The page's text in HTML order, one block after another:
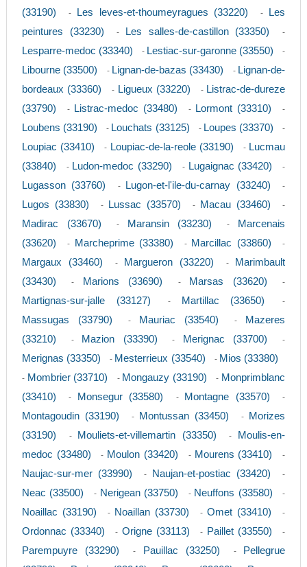
(33190)
- Les leves-et-thoumeyragues (33220) -
Les
peintures (33230)
- Les salles-de-castillon (33350) -
Lesparre-medoc (33340) - Lestiac-sur-garonne (33550) -
Libourne (33500) - Lignan-de-bazas (33430) - Lignan-de-
bordeaux (33360)
- Ligueux (33220) - Listrac-de-dureze
(33790)
- Listrac-medoc (33480) - Lormont (33310) -
Loubens (33190) - Louchats (33125) - Loupes (33370) -
Loupiac (33410) - Loupiac-de-la-reole (33190) - Lucmau
(33840)
- Ludon-medoc (33290) - Lugaignac (33420) -
Lugasson (33760) - Lugon-et-l'ile-du-carnay (33240) -
Lugos (33830) - Lussac (33570) - Macau (33460) -
Madirac (33670) - Maransin (33230) -
Marcenais
(33620)
- Marcheprime (33380) - Marcillac (33860) -
Margaux (33460) - Margueron (33220) -
Marimbault
(33430)
- Marions (33690) - Marsas (33620) -
Martignas-sur-jalle (33127) - Martillac (33650) -
Massugas (33790) - Mauriac (33540) -
Mazeres
(33210)
- Mazion (33390) - Merignac (33700) -
Merignas (33350) - Mesterrieux (33540) - Mios (33380)
- Mombrier (33710) - Mongauzy (33190) - Monprimblanc
(33410)
- Monsegur (33580) - Montagne (33570) -
Montagoudin (33190) - Montussan (33450) -
Morizes
(33190)
- Mouliets-et-villemartin (33350) -
Moulis-en-
medoc (33480)
- Moulon (33420) - Mourens (33410) -
Naujac-sur-mer (33990) - Naujan-et-postiac (33420) -
Neac (33500) - Nerigean (33750) - Neuffons (33580) -
Noaillac (33190) - Noaillan (33730) -Omet (33410) -
Ordonnac (33340) - Origne (33113) - Paillet (33550) -
Parempuyre (33290) - Pauillac (33250) -
Pellegrue